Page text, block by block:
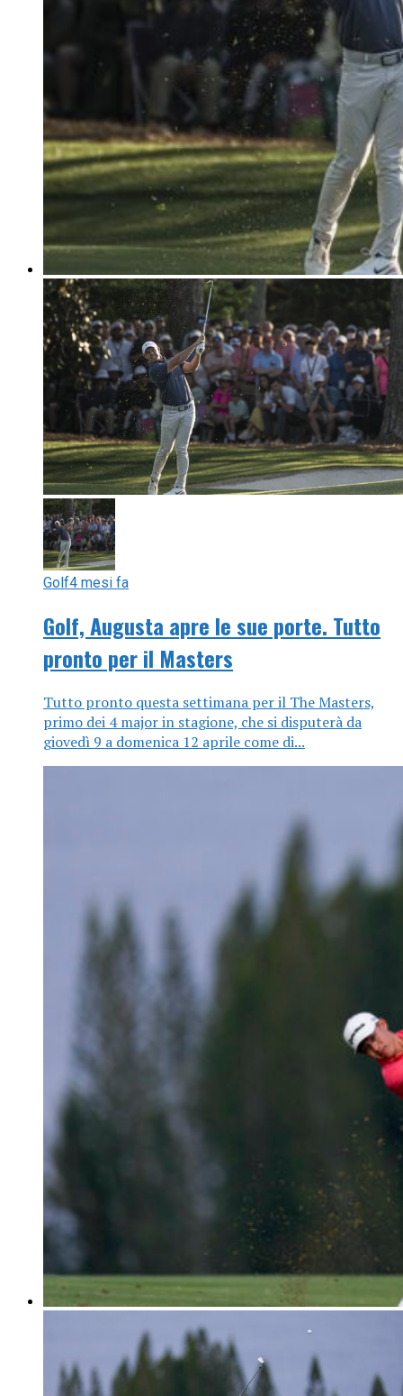
Golf4 mesi fa
Golf, Augusta apre le sue porte. Tutto
pronto per il Masters
Tutto pronto questa settimana per il The Masters,
primo dei 4 major in stagione, che si disputerà da
giovedì 9 a domenica 12 aprile come di...